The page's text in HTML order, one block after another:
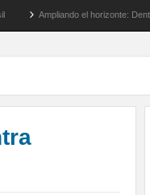
el horizonte: Dentro del vuelo